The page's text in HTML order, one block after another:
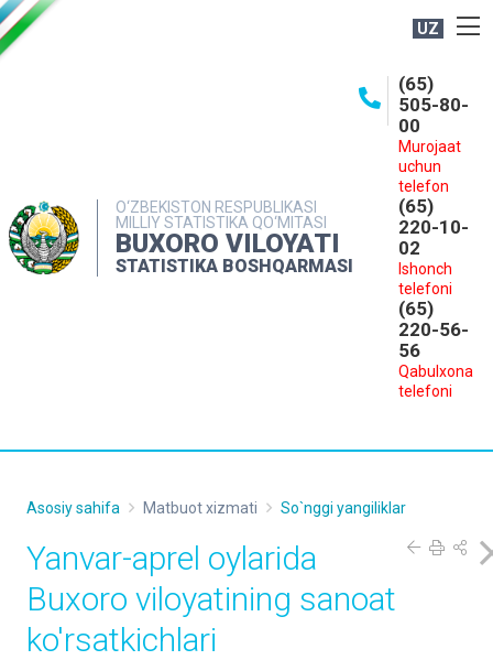
UZ
O‘ZBEKISTON RESPUBLIKASI
MILLIY STATISTIKA QO‘MITASI
BUXORO VILOYATI
STATISTIKA BOSHQARMASI
(65)
505-80-
00
Murojaat
uchun
telefon
(65)
220-10-
02
Ishonch
telefoni
(65)
220-56-
56
Qabulxona
telefoni
MATBUOT XIZMATI
MUROJAATLAR
Asosiy sahifa Matbuot xizmati So`nggi yangiliklar
Yanvar-aprel oylarida
Buxoro viloyatining sanoat
ko'rsatkichlari